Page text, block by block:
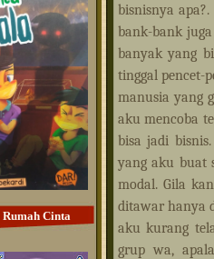
Cinta
bisnisnya
bank-bank
banyak yang
tinggal pencet-
manusia yang
aku mencoba
bisa jadi
yang aku buat
modal. Gila
ditawar hanya
aku kurang
grup wa,